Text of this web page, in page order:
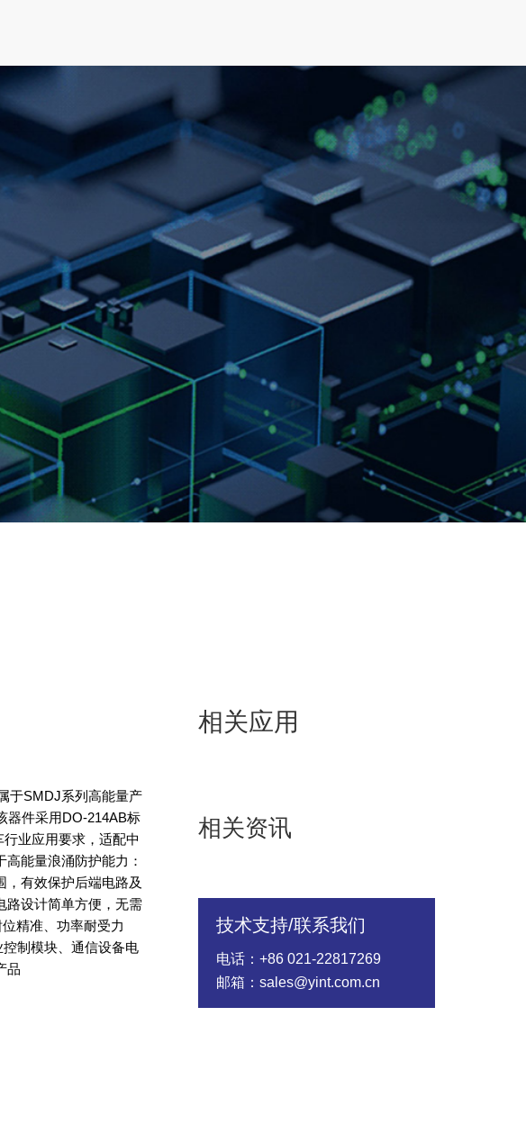
于SMDJ系列高能量产
器件采用DO-214AB标
业应用要求，适配中
能量浪涌防护能力：
有效保护后端电路及
路设计简单方便，无需
精准、功率耐受力
制模块、通信设备电
品
相关应用
相关资讯
技术支持/联系我们
电话：+86 021-22817269
邮箱：sales@yint.com.cn